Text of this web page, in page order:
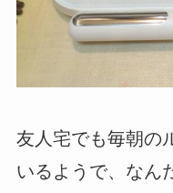
友人宅でも毎朝の
いるようで、なん